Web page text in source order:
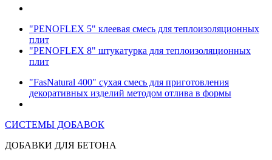
"PENOFLEX 5" клеевая смесь для теплоизоляционных
плит
"PENOFLEX 8" штукатурка для теплоизоляционных
плит
"FasNatural 400" сухая смесь для приготовления
декоративных изделий методом отлива в формы
СИСТЕМЫ ДОБАВОК
ДОБАВКИ ДЛЯ БЕТОНА